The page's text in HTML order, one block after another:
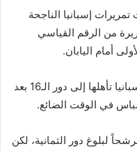
إسبانيا الناجحة
رقم قياسي بأكثر من 100 تمريرة من الرقم القياسي
أمام اليابان.
وقبل أربعة أعوام في روسيا، حسمت إسبانيا تأهلها إلى دور الـ16 بعد
لبلوغ دور الثمانية، لكن